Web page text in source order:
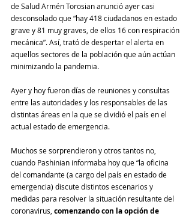
de Salud Armén Torosian anunció ayer casi
desconsolado que “hay 418 ciudadanos en estado
grave y 81 muy graves, de ellos 16 con respiración
mecánica”. Así, trató de despertar el alerta en
aquellos sectores de la población que aún actúan
minimizando la pandemia.
Ayer y hoy fueron días de reuniones y consultas
entre las autoridades y los responsables de las
distintas áreas en la que se dividió el país en el
actual estado de emergencia.
Muchos se sorprendieron y otros tantos no,
cuando Pashinian informaba hoy que “la oficina
del comandante (a cargo del país en estado de
emergencia) discute distintos escenarios y
medidas para resolver la situación resultante del
coronavirus, comenzando con la opción de